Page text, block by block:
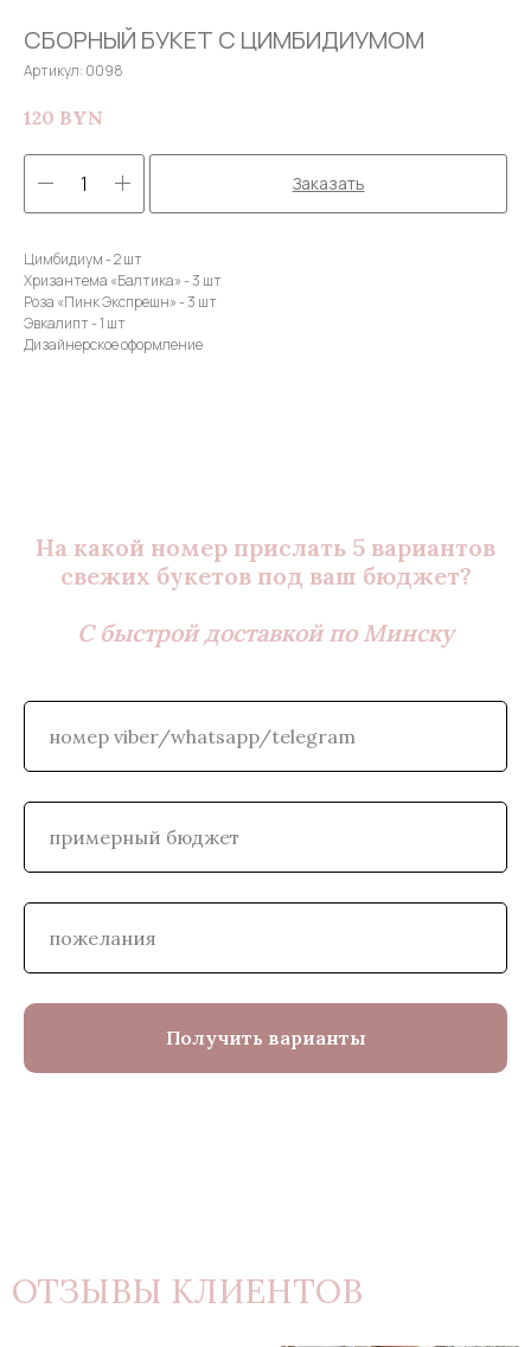
СБОРНЫЙ БУКЕТ С ЦИМБИДИУМОМ
Артикул: 0098
120 BYN
Заказать
Цимбидиум - 2 шт
Хризантема «Балтика» - 3 шт
Роза «Пинк Экспрешн» - 3 шт
Эвкалипт - 1 шт
Дизайнерское оформление
На какой номер прислать 5 вариантов
свежих букетов под ваш бюджет?
С быстрой доставкой по Минску
Получить варианты
ОТЗЫВЫ КЛИЕНТОВ